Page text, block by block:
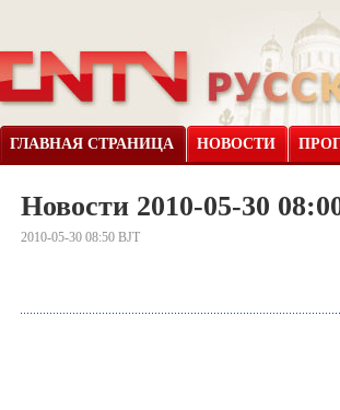
ГЛАВНАЯ СТРАНИЦА НОВОСТИ
Новости 2010-05-30
2010-05-30 08:50 BJT